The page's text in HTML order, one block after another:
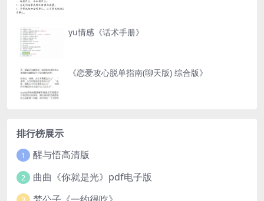
yu情感《话术手册》
《恋爱攻心脱单指南(聊天版) 综合版》
排行榜展示
1 醒与悟高清版
2 曲曲《你就是光》pdf电子版